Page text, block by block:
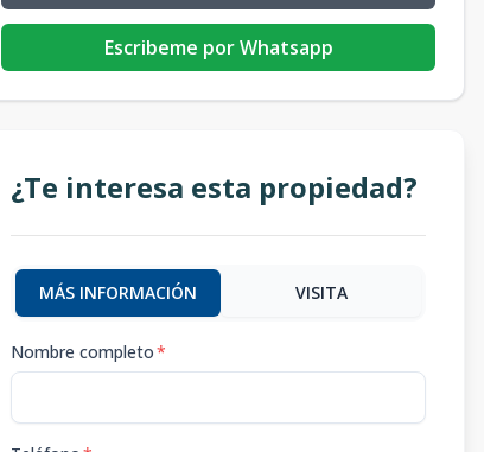
Escribeme por Whatsapp
¿Te interesa esta propiedad?
MÁS INFORMACIÓN VISITA
Nombre completo*